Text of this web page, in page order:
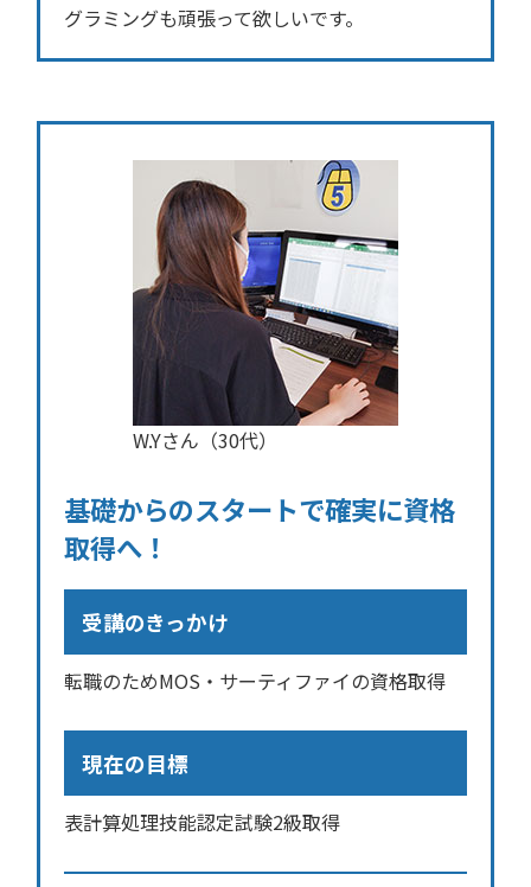
グラミングも頑張って欲しいです。
W.Yさん（30代）
基礎からのスタートで確実に資格
取得へ！
受講のきっかけ
転職のためMOS・サーティファイの資格取得
現在の目標
表計算処理技能認定試験2級取得